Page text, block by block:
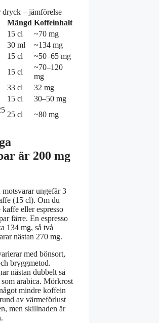
– jämförelse
Mängd Koffeinhalt
15 cl
~70 mg
30 ml
~134 mg
15 cl
~50–65 mg
15 cl
~70–120
mg
33 cl
32 mg
15 cl
30–50 mg
25 cl ~80 mg
är 200 mg
ungefär 3
(15 cl). Om du
eller espresso
färre. En espresso
134 mg, så två
nästan 270 mg.
med bönsort,
bryggmetod.
nästan dubbelt så
arabica. Mörkrost
mindre koffein
av värmeförlust
men skillnaden är